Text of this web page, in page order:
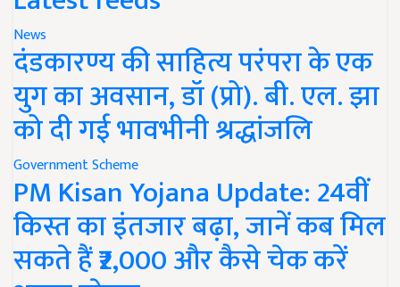
News
दंडकारण्य की साहित्य परंपरा के एक
युग का अवसान, डॉ (प्रो). बी. एल. झा
को दी गई भावभीनी श्रद्धांजलि
Government Scheme
PM Kisan Yojana Update: 24वीं
किस्त का इंतजार बढ़ा, जानें कब मिल
सकते हैं ₹2,000 और कैसे चेक करें